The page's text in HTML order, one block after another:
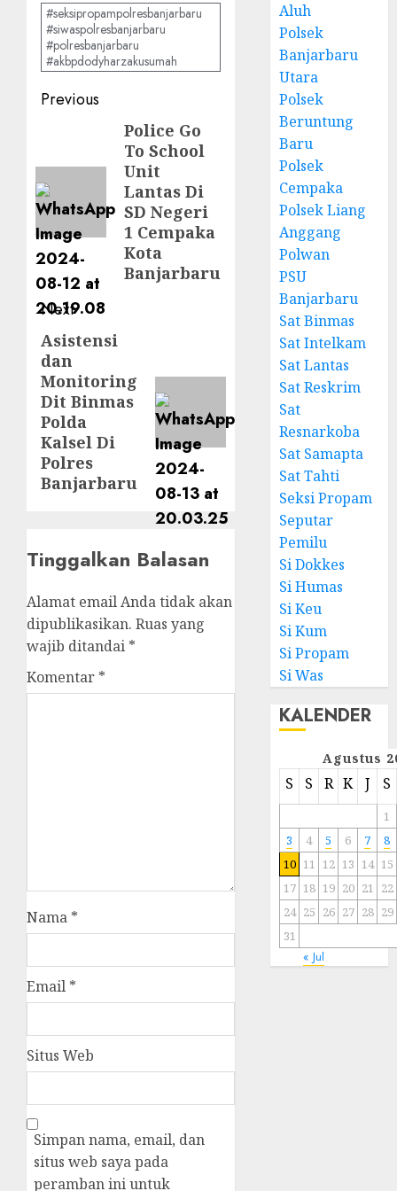
#seksipropampolresbanjarbaru
#siwaspolresbanjarbaru
#polresbanjarbaru
#akbpdodyharzakusumah
Previous
Police Go
To School
Unit
Lantas Di
SD Negeri
1 Cempaka
Kota
Banjarbaru
Next
Asistensi
dan
Monitoring
Dit Binmas
Polda
Kalsel Di
Polres
Banjarbaru
Tinggalkan Balasan
Alamat email Anda tidak akan
dipublikasikan. Ruas yang
wajib ditandai *
Komentar *
Nama *
Email *
Situs Web
Simpan nama, email, dan
situs web saya pada
peramban ini untuk
Aluh
Polsek
Banjarbaru
Utara
Polsek
Beruntung
Baru
Polsek
Cempaka
Polsek Liang
Anggang
Polwan
PSU
Banjarbaru
Sat Binmas
Sat Intelkam
Sat Lantas
Sat Reskrim
Sat
Resnarkoba
Sat Samapta
Sat Tahti
Seksi Propam
Seputar
Pemilu
Si Dokkes
Si Humas
Si Keu
Si Kum
Si Propam
Si Was
KALENDER
Agustus
S S R K J S
1
3
4 5 6 7
8
10 11 12 13 14 15
17 18 19 20 21 22
24 25 26 27 28 29
31
« Jul